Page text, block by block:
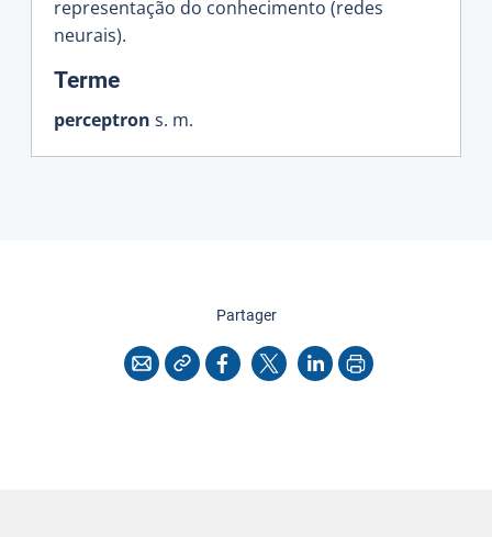
representação do conhecimento (redes
neurais).
Terme:
perceptron s. m.
Partagercette page
CourrielCopier l'adresse
Facebook
X LinkedInImprimer